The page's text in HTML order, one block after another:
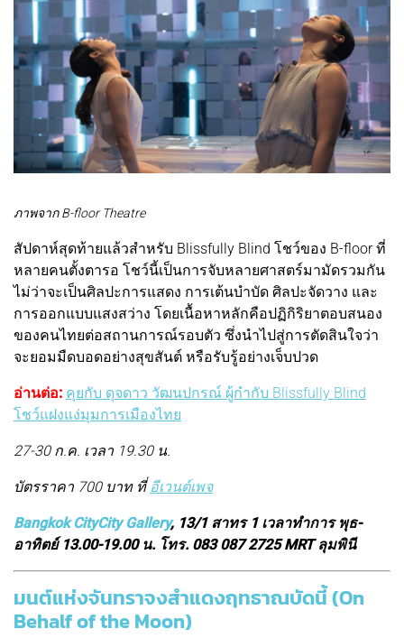
ภาพจาก B-floor Theatre
สัปดาห์สุดท้ายแล้วสำหรับ Blissfully Blind โชว์ของ B-floor ที่
หลายคนตั้งตารอ โชว์นี้เป็นการจับหลายศาสตร์มามัดรวมกัน
ไม่ว่าจะเป็นศิลปะการแสดง การเต้นบำบัด ศิลปะจัดวาง และ
การออกแบบแสงสว่าง โดยเนื้อหาหลักคือปฏิกิริยาตอบสนอง
ของคนไทยต่อสถานการณ์รอบตัว ซึ่งนำไปสู่การตัดสินใจว่า
จะยอมมืดบอดอย่างสุขสันต์ หรือรับรู้อย่างเจ็บปวด
อ่านต่อ: คุยกับ ดุจดาว วัฒนปกรณ์ ผู้กำกับ Blissfully Blind
โชว์แฝงแง่มุมการเมืองไทย
27-30 ก.ค. เวลา 19.30 น.
บัตรราคา 700 บาท ที่ อีเวนต์เพจ
Bangkok CityCity Gallery, 13/1 สาทร 1 เวลาทำการ พุธ-
อาทิตย์ 13.00-19.00 น. โทร. 083 087 2725 MRT ลุมพินี
มนต์แห่งจันทราจงสำแดงฤทธาณบัดนี้ (On
Behalf of the Moon)